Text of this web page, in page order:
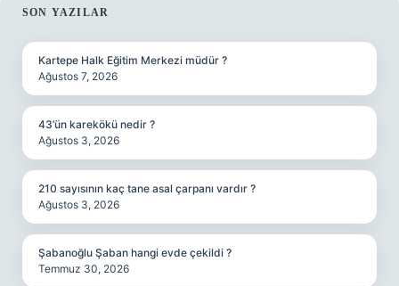
SIDEBAR
SON YAZILAR
Kartepe Halk Eğitim Merkezi müdür ?
Ağustos 7, 2026
43’ün karekökü nedir ?
Ağustos 3, 2026
210 sayısının kaç tane asal çarpanı vardır ?
Ağustos 3, 2026
Şabanoğlu Şaban hangi evde çekildi ?
Temmuz 30, 2026